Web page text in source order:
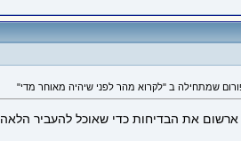
שמתחילה ב "לקרוא מהר לפני שיהיה מאוחר מדי"
את הבדיחות כדי שאוכל להעביר הלאה..